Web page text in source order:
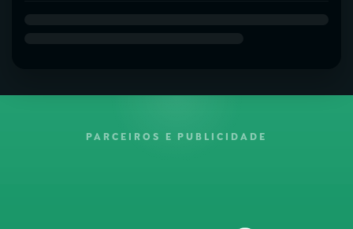
PARCEIROS E PUBLICIDADE